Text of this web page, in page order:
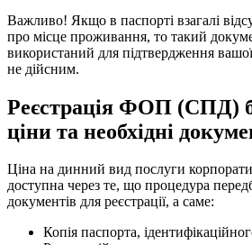
на випадок податкової перевірки.
Важливо! Якщо в паспорті взагалі
про місце проживання, то такий
не дійсним.
Реєстрація ФОП (СПД)
ціни та необхідні
Ціна на динний вид послуги
документів для реєстрації, а саме: